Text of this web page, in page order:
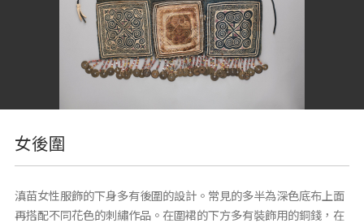
女後圍
滇苗女性服飾的下身多有後圍的設計。常見的多半為深色底布上面
再搭配不同花色的刺繡作品。在圍裙的下方多有裝飾用的銅錢，在